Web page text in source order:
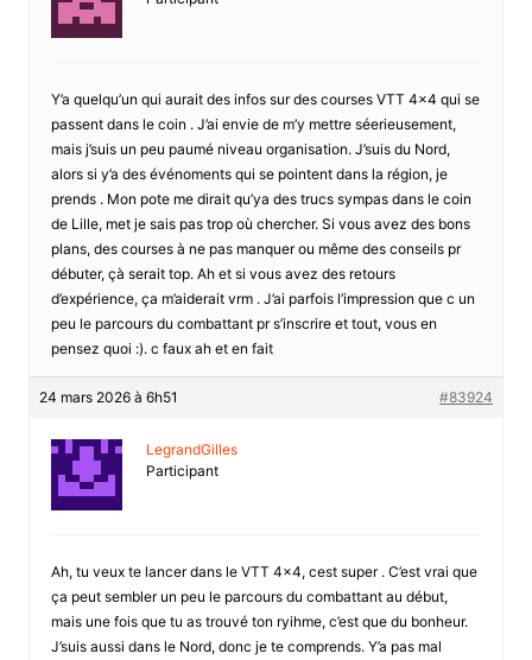
Y’a quelqu’un qui aurait des infos sur des courses VTT 4×4 qui se
passent dans le coin . J’ai envie de m’y mettre séerieusement,
mais j’suis un peu paumé niveau organisation. J’suis du Nord,
alors si y’a des événoments qui se pointent dans la région, je
prends . Mon pote me dirait qu’ya des trucs sympas dans le coin
de Lille, met je sais pas trop où chercher. Si vous avez des bons
plans, des courses à ne pas manquer ou même des conseils pr
débuter, çà serait top. Ah et si vous avez des retours
d’expérience, ça m’aiderait vrm . J’ai parfois l’impression que c un
peu le parcours du combattant pr s’inscrire et tout, vous en
pensez quoi :). c faux ah et en fait
24 mars 2026 à 6h51 #83924
LegrandGilles
Participant
Ah, tu veux te lancer dans le VTT 4×4, cest super . C’est vrai que
ça peut sembler un peu le parcours du combattant au début,
mais une fois que tu as trouvé ton ryihme, c’est que du bonheur.
J’suis aussi dans le Nord, donc je te comprends. Y’a pas mal